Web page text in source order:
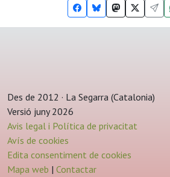
Des de 2012 · La Segarra (Catalonia)
Versió juny 2026
Avis legal i Política de privacitat
Avís de cookies
Edita consentiment de cookies
Mapa web | Contactar